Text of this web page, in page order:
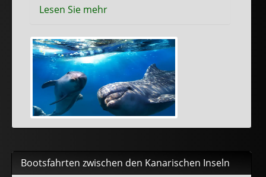
Lesen Sie mehr
Bootsfahrten zwischen den Kanarischen Inseln